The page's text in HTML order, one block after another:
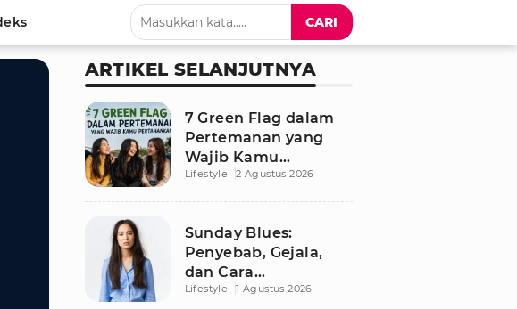
CARI
ARTIKEL SELANJUTNYA
7 Green Flag dalam
Pertemanan yang
Wajib Kamu
Pertahankan, Bikin
Lifestyle 2 Agustus 2026
Sunday Blues:
Penyebab, Gejala,
dan Cara
Mengatasinya agar
Lifestyle 1 Agustus 2026